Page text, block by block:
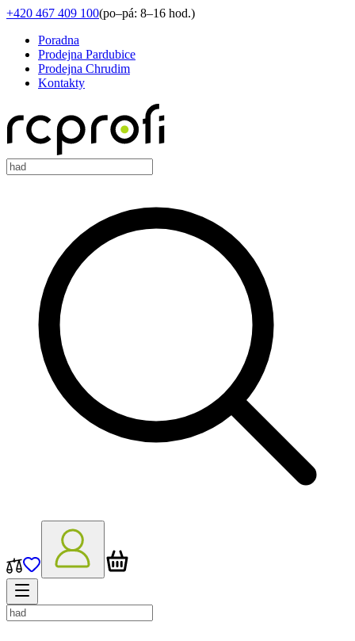
+420 467 409 100(po–pá: 8–16 hod.)
Poradna
Prodejna Pardubice
Prodejna Chrudim
Kontakty